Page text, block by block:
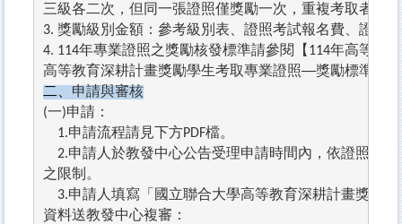
三級各二次，但同一張證照僅獎勵一次，重複考取者，
3. 獎勵級別金額：參考級別表、證照考試報名費、證照
4. 114年專業證照之獎勵核發標準請參閱【 114年高等教
高等教育深耕計畫獎勵學生考取專業證照—獎勵標準
二、 申請與審核
(一)申請：
1.申請流程請見下方PDF檔。
2.申請人於教發中心公告受理申請時間內， 依證照發
之限制。
3.申請人填寫「國立聯合大學高等教育深耕計畫獎勵
資料送教發中心複審：